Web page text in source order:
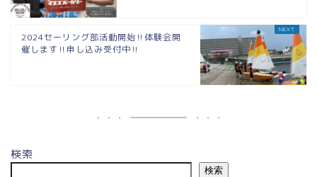
2024セーリング部活動開始‼体験会開
催します‼申し込み受付中‼
検索
検索